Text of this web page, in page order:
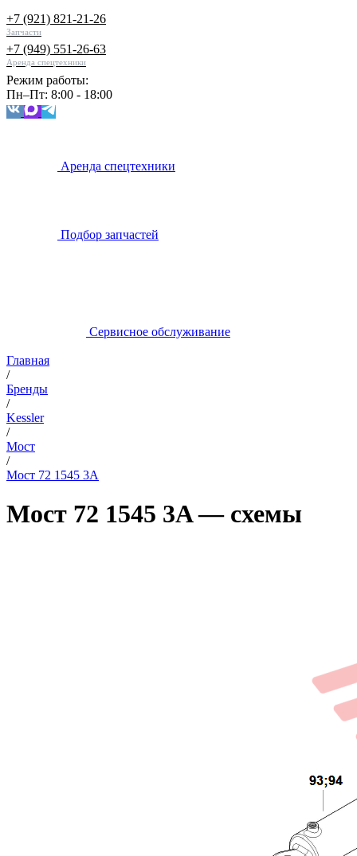
+7 (921) 821-21-26
Запчасти
+7 (949) 551-26-63
Аренда спецтехники
Режим работы:
Пн–Пт: 8:00 - 18:00
Аренда спецтехники
Подбор запчастей
Сервисное обслуживание
Главная
/
Бренды
/
Kessler
/
Мост
/
Мост 72 1545 3A
Мост 72 1545 3A — схемы